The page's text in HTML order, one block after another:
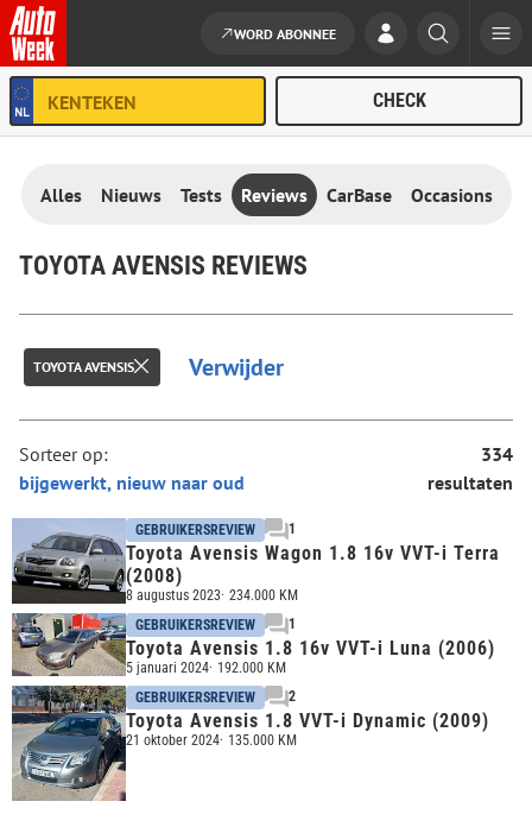
Ga naar de inhoud
WORD ABONNEE
Alles Nieuws Tests Reviews CarBase Occasions
TOYOTA AVENSIS REVIEWS
TOYOTA AVENSIS Verwijder
Sorteer op:
334
resultaten
GEBRUIKERSREVIEW 1
Toyota Avensis Wagon 1.8 16v VVT-i Terra
(2008)
8 augustus 2023 234.000 KM
GEBRUIKERSREVIEW
1
Toyota Avensis 1.8 16v VVT-i Luna (2006)
5 januari 2024 192.000 KM
GEBRUIKERSREVIEW
2
Toyota Avensis 1.8 VVT-i Dynamic (2009)
21 oktober 2024 135.000 KM